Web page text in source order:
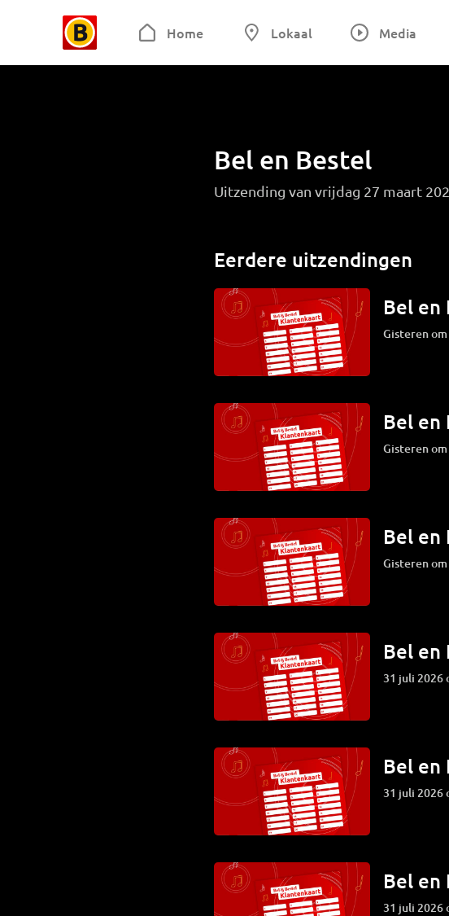
Home Lokaal Media
Bel en Bestel
Uitzending van vrijdag 27 maart
Eerdere uitzendingen
Bel en
Gisteren
Bel en
Gisteren
Bel en
Gisteren
Bel en
31 juli
Bel en
31 juli
Bel en
31 juli